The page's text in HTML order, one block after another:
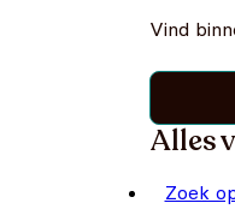
Vind
Alles
Zoek